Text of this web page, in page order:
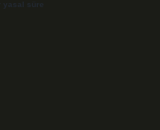
yasal süre